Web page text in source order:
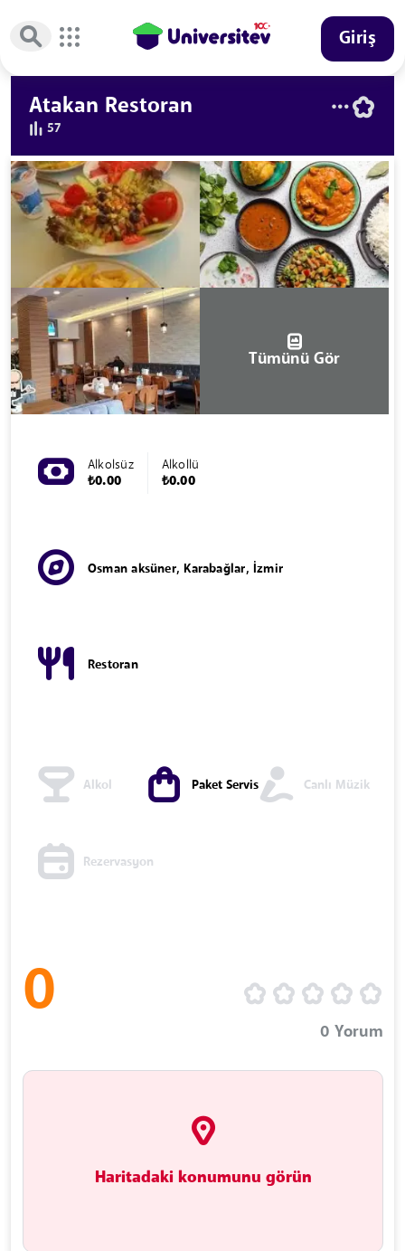
Giriş
Atakan Restoran
57
Tümünü Gör
Alkolsüz
₺0.00
Alkollü
₺0.00
Osman aksüner, Karabağlar, İzmir
Restoran
Alkol Paket Servis Canlı Müzik
Rezervasyon
0
0 Yorum
Haritadaki konumunu görün